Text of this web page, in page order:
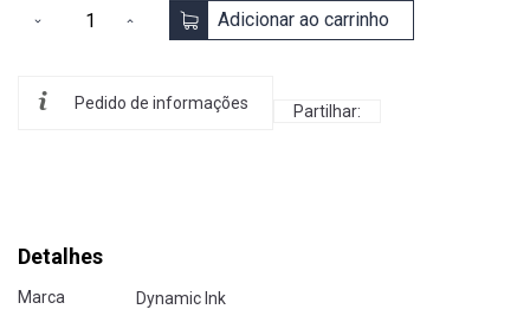
Adicionar ao carrinho
Pedido de informações Partilhar:
Detalhes
Marca Dynamic Ink